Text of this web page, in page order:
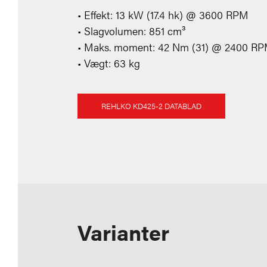
• Effekt: 13 kW (17.4 hk) @ 3600 RPM
• Slagvolumen: 851 cm³
• Maks. moment: 42 Nm (31) @ 2400
• Vægt: 63 kg
REHLKO KD425-2 DATABLAD
Varianter